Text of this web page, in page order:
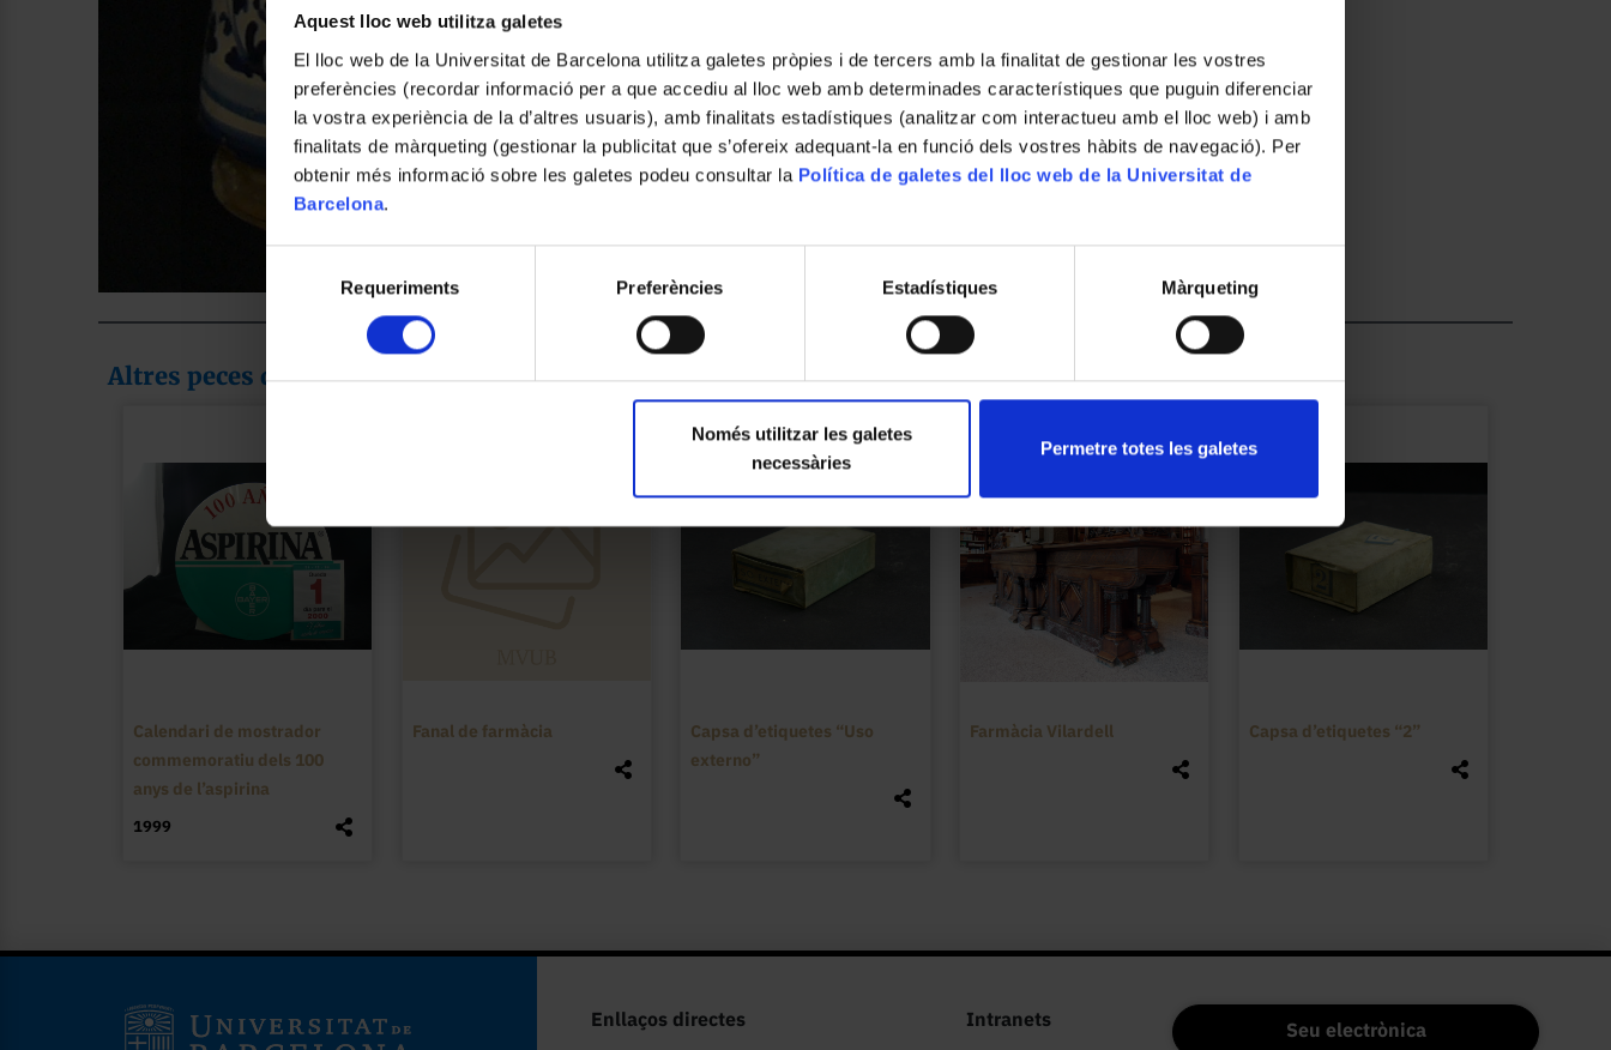
Aquest lloc web utilitza galetes
El lloc web de la Universitat de Barcelona utilitza galetes pròpies i de tercers amb la finalitat de gestionar les vostres
preferències (recordar informació per a que accediu al lloc web amb determinades característiques que puguin diferenciar
la vostra experiència de la d’altres usuaris), amb finalitats estadístiques (analitzar com interactueu amb el lloc web) i amb
finalitats de màrqueting (gestionar la publicitat que s’ofereix adequant-la en funció dels vostres hàbits de navegació). Per
obtenir més informació sobre les galetes podeu consultar la Política de galetes del lloc web de la Universitat de
Barcelona.
Requeriments Preferències Estadístiques Màrqueting
Només utilitzar les galetes
necessàries
Permetre totes les galetes
Altres peces de la col·lecció
Calendari de mostrador
commemoratiu dels 100
anys de l’aspirina
1999
Fanal de farmàcia
Capsa d’etiquetes “Uso
externo”
Farmàcia Vilardell Capsa d’etiquetes “2”
Enllaços directes
Intranets
Seu electrònica